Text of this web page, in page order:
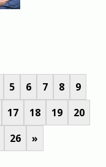
5 6 7 8
9
17 18 19
20
26 »